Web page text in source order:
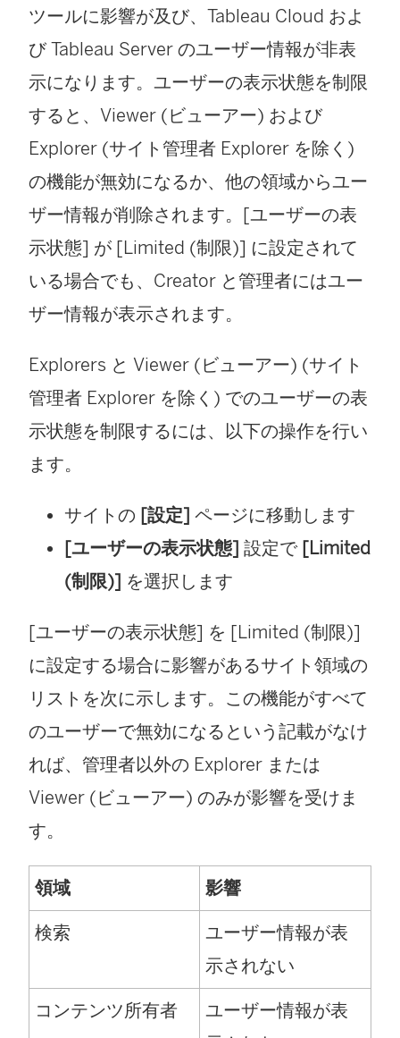
ツールに影響が及び、Tableau Cloud およ
び Tableau Server のユーザー情報が非表
示になります。ユーザーの表示状態を制限
すると、Viewer (ビューアー) および
Explorer (サイト管理者 Explorer を除く)
の機能が無効になるか、他の領域からユー
ザー情報が削除されます。[ユーザーの表
示状態] が [Limited (制限)] に設定されて
いる場合でも、Creator と管理者にはユー
ザー情報が表示されます。
Explorers と Viewer (ビューアー) (サイト
管理者 Explorer を除く) でのユーザーの表
示状態を制限するには、以下の操作を行い
ます。
サイトの [設定] ページに移動します
[ユーザーの表示状態] 設定で [Limited
(制限)] を選択します
[ユーザーの表示状態] を [Limited (制限)]
に設定する場合に影響があるサイト領域の
リストを次に示します。この機能がすべて
のユーザーで無効になるという記載がなけ
れば、管理者以外の Explorer または
Viewer (ビューアー) のみが影響を受けま
す。
領域 影響
検索
ユーザー情報が表
示されない
コンテンツ所有者
ユーザー情報が表